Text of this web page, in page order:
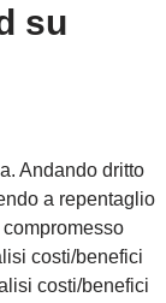
su
Andando dritto
a repentaglio
costi/benefici
costi/benefici